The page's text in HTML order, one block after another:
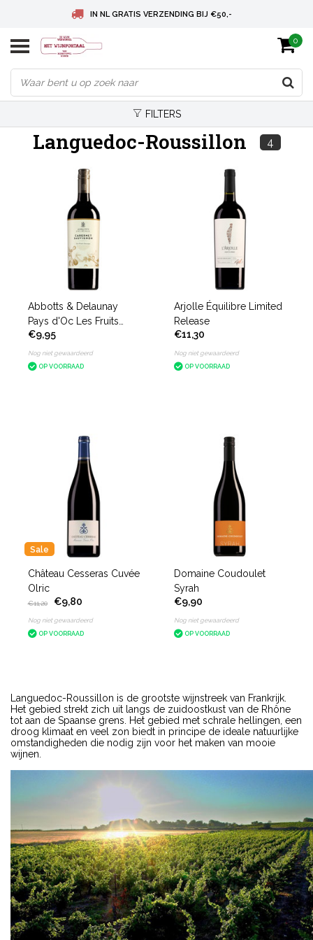
IN NL GRATIS VERZENDING BIJ €50,-
BELGIE GRATIS VERZENDING BIJ € 75
DEUTSCHLAND VERSANDKOSTENFREI AB € 75
0
FILTERS
Languedoc-Roussillon 4
Abbotts & Delaunay
Pays d'Oc Les Fruits
Sauvages Cabernet
Sauvignon
€9,95
Nog niet gewaardeerd
OP VOORRAAD
Arjolle Équilibre Limited
Release
€11,30
Nog niet gewaardeerd
OP VOORRAAD
Sale
Château Cesseras Cuvée
Olric
€11,20 €9,80
Nog niet gewaardeerd
OP VOORRAAD
Domaine Coudoulet
Syrah
€9,90
Nog niet gewaardeerd
OP VOORRAAD
Languedoc-Roussillon is de grootste wijnstreek van Frankrijk.
Het gebied strekt zich uit langs de zuidoostkust van de Rhône
tot aan de Spaanse grens. Het gebied met schrale hellingen, een
droog klimaat en veel zon biedt in principe de ideale natuurlijke
omstandigheden die nodig zijn voor het maken van mooie
wijnen.